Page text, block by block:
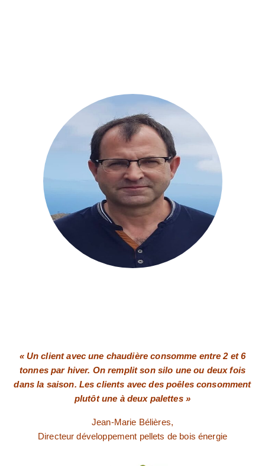
« Un client avec une chaudière consomme entre 2 et 6
tonnes par hiver. On remplit son silo une ou deux fois
dans la saison. Les clients avec des poêles consomment
plutôt une à deux palettes »
Jean-Marie Bélières,
Directeur développement pellets de bois énergie